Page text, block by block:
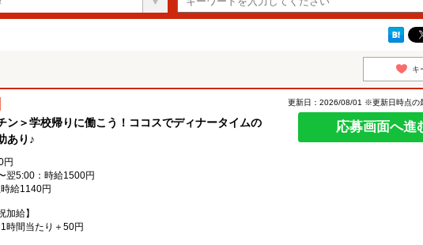
キ
ン＞学校帰りに働こう！ココスでディナータイムの
あり♪
更新日：2026/08/01 ※更新日時点の
応募画面へ進
円
翌5:00：時給1500円
給1140円
加給】
時間当たり＋50円